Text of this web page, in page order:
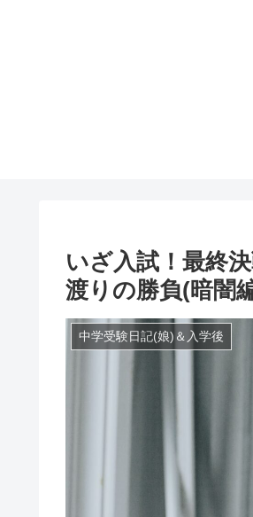
いざ入試！最終
渡りの勝負(暗闇
中学受験日記(娘)＆入学後